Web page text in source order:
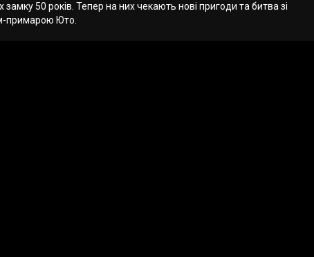
замку 50 років. Тепер на них чекають нові пригоди та битва зі
примарою Юто.